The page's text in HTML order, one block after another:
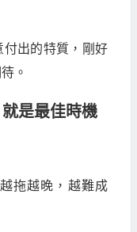
付出的特質，剛好
。
是最佳時機
拖越晚，越難成